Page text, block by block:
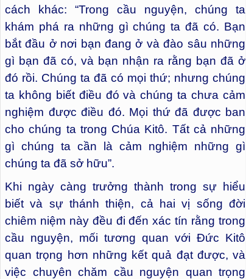
cách khác: “Trong cầu nguyện, chúng ta
khám phá ra những gì chúng ta đã có. Bạn
bắt đầu ở nơi bạn đang ở và đào sâu những
gì bạn đã có, và bạn nhận ra rằng bạn đã ở
đó rồi. Chúng ta đã có mọi thứ; nhưng chúng
ta không biết điều đó và chúng ta chưa cảm
nghiệm được điều đó. Mọi thứ đã được ban
cho chúng ta trong Chúa Kitô. Tất cả những
gì chúng ta cần là cảm nghiệm những gì
chúng ta đã sở hữu”.
Khi ngày càng trưởng thành trong sự hiểu
biết và sự thánh thiện, cả hai vị sống đời
chiêm niệm này đều đi đến xác tín rằng trong
cầu nguyện, mối tương quan với Đức Kitô
quan trọng hơn những kết quả đạt được, và
việc chuyên chăm cầu nguyện quan trọng